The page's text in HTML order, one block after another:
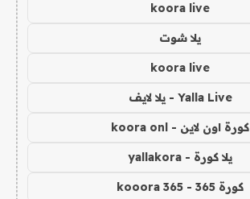
koora live
يلا شوت
koora live
Yalla Live - يلا لايف
كورة اون لاين - koora onl
يلا كورة - yallakora
كورة 365 - kooora 365